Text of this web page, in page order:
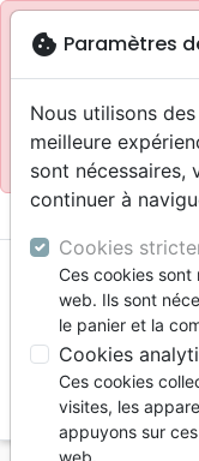
blockSite réservé
Accès pour les
Site pour le grand
menu
cookie Paramètres
Nous utilisons
meilleure
sont nécessaires,
continuer à
Cookies
Ces cookies sont
web. Ils sont
le panier et la
Cookies
Ces cookies
visites, les
appuyons sur
web.